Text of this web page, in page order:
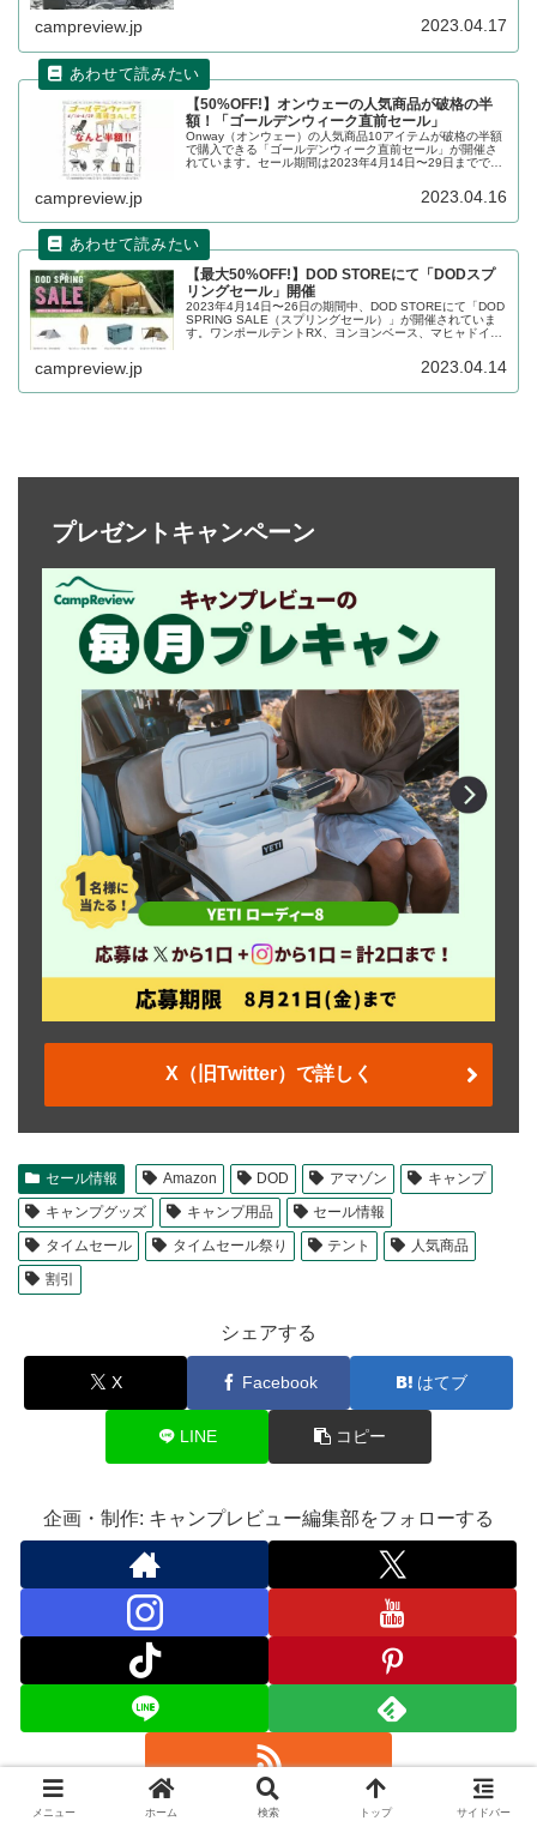
campreview.jp 2023.04.17
【50%OFF!】オンウェーの人気商品が破格の半
額！「ゴールデンウィーク直前セール」
Onway（オンウェー）の人気商品10アイテムが破格の半額
で購入できる「ゴールデンウィーク直前セール」が開催さ
れています。セール期間は2023年4月14日〜29日までで
campreview.jp 2023.04.16
【最大50%OFF!】DOD STOREにて「DODスプ
リングセール」開催
2023年4月14日〜26日の期間中、DOD STOREにて「DOD
SPRING SALE（スプリングセール）」が開催されていま
す。ワンポールテントRX、ヨンヨンベース、マヒャドイナ
り引かれています。詳細をレビューします。
campreview.jp 2023.04.14
プレゼントキャンペーン
X（旧Twitter）で詳しく
セール情報 Amazon DOD アマゾン
キャンプ
キャンプグッズ
キャンプ用品
セール情報
タイムセール
タイムセール祭り テント
人気商品
割引
シェアする
X Facebook はてブ
LINE コピー
企画・制作: キャンプレビュー編集部をフォローする
メニュー ホーム 検索 トップ サイドバー